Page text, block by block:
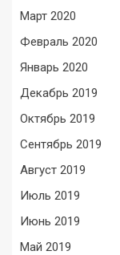
Март 2020
Февраль 2020
Январь 2020
Декабрь 2019
Октябрь 2019
Сентябрь 2019
Август 2019
Июль 2019
Июнь 2019
Май 2019